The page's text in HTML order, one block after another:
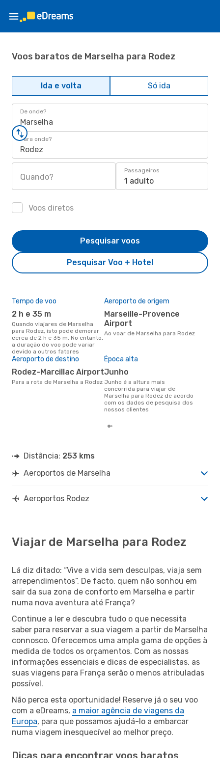
Voos baratos de Marselha para Rodez
Ida e volta Só ida
De onde?
Marselha
Para onde?
Rodez
Quando?
Passageiros
1 adulto
Voos diretos
Pesquisar Voo + Hotel
Pesquisar voos
Tempo de voo
2 h e 35 m
Quando viajares de Marselha
para Rodez, isto pode demorar
cerca de 2 h e 35 m. No entanto,
a duração do voo pode variar
devido a outros fatores
Aeroporto de origem
Marseille-Provence
Airport
Ao voar de Marselha para Rodez
Aeroporto de destino
Rodez-Marcillac Airport
Para a rota de Marselha a Rodez
Época alta
junho
junho é a altura mais
concorrida para viajar de
Marselha para Rodez de acordo
com os dados de pesquisa dos
nossos clientes
Distância: 253 kms
Aeroportos de Marselha
Aeroportos Rodez
Viajar de Marselha para Rodez
Lá diz ditado: “Vive a vida sem desculpas, viaja sem
arrependimentos”. De facto, quem não sonhou em
sair da sua zona de conforto em Marselha e partir
numa nova aventura até França?
Continue a ler e descubra tudo o que necessita
saber para reservar a sua viagem a partir de Marselha
connosco. Oferecemos uma ampla gama de opções à
medida de todos os orçamentos. Com as nossas
informações essenciais e dicas de especialistas, as
suas viagens para França serão o menos atribuladas
possível.
Não perca esta oportunidade! Reserve já o seu voo
com a eDreams, a maior agência de viagens da
Europa, para que possamos ajudá-lo a embarcar
numa viagem inesquecível ao melhor preço.
Dicas para encontrar voos baratos